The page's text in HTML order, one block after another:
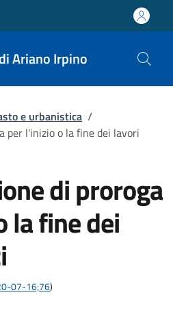
Ariano Irpino
e urbanistica /
per l'inizio o la fine dei lavori
di proroga
la fine dei
07-16;76)